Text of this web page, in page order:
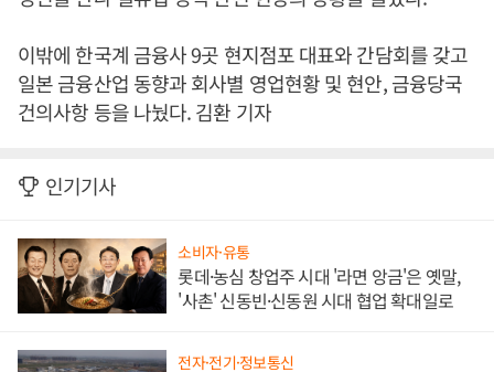
이밖에 한국계 금융사 9곳 현지점포 대표와 간담회를 갖고
일본 금융산업 동향과 회사별 영업현황 및 현안, 금융당국
건의사항 등을 나눴다. 김환 기자
인기기사
소비자·유통
롯데·농심 창업주 시대 '라면 앙금'은 옛말,
'사촌' 신동빈·신동원 시대 협업 확대일로
전자·전기·정보통신